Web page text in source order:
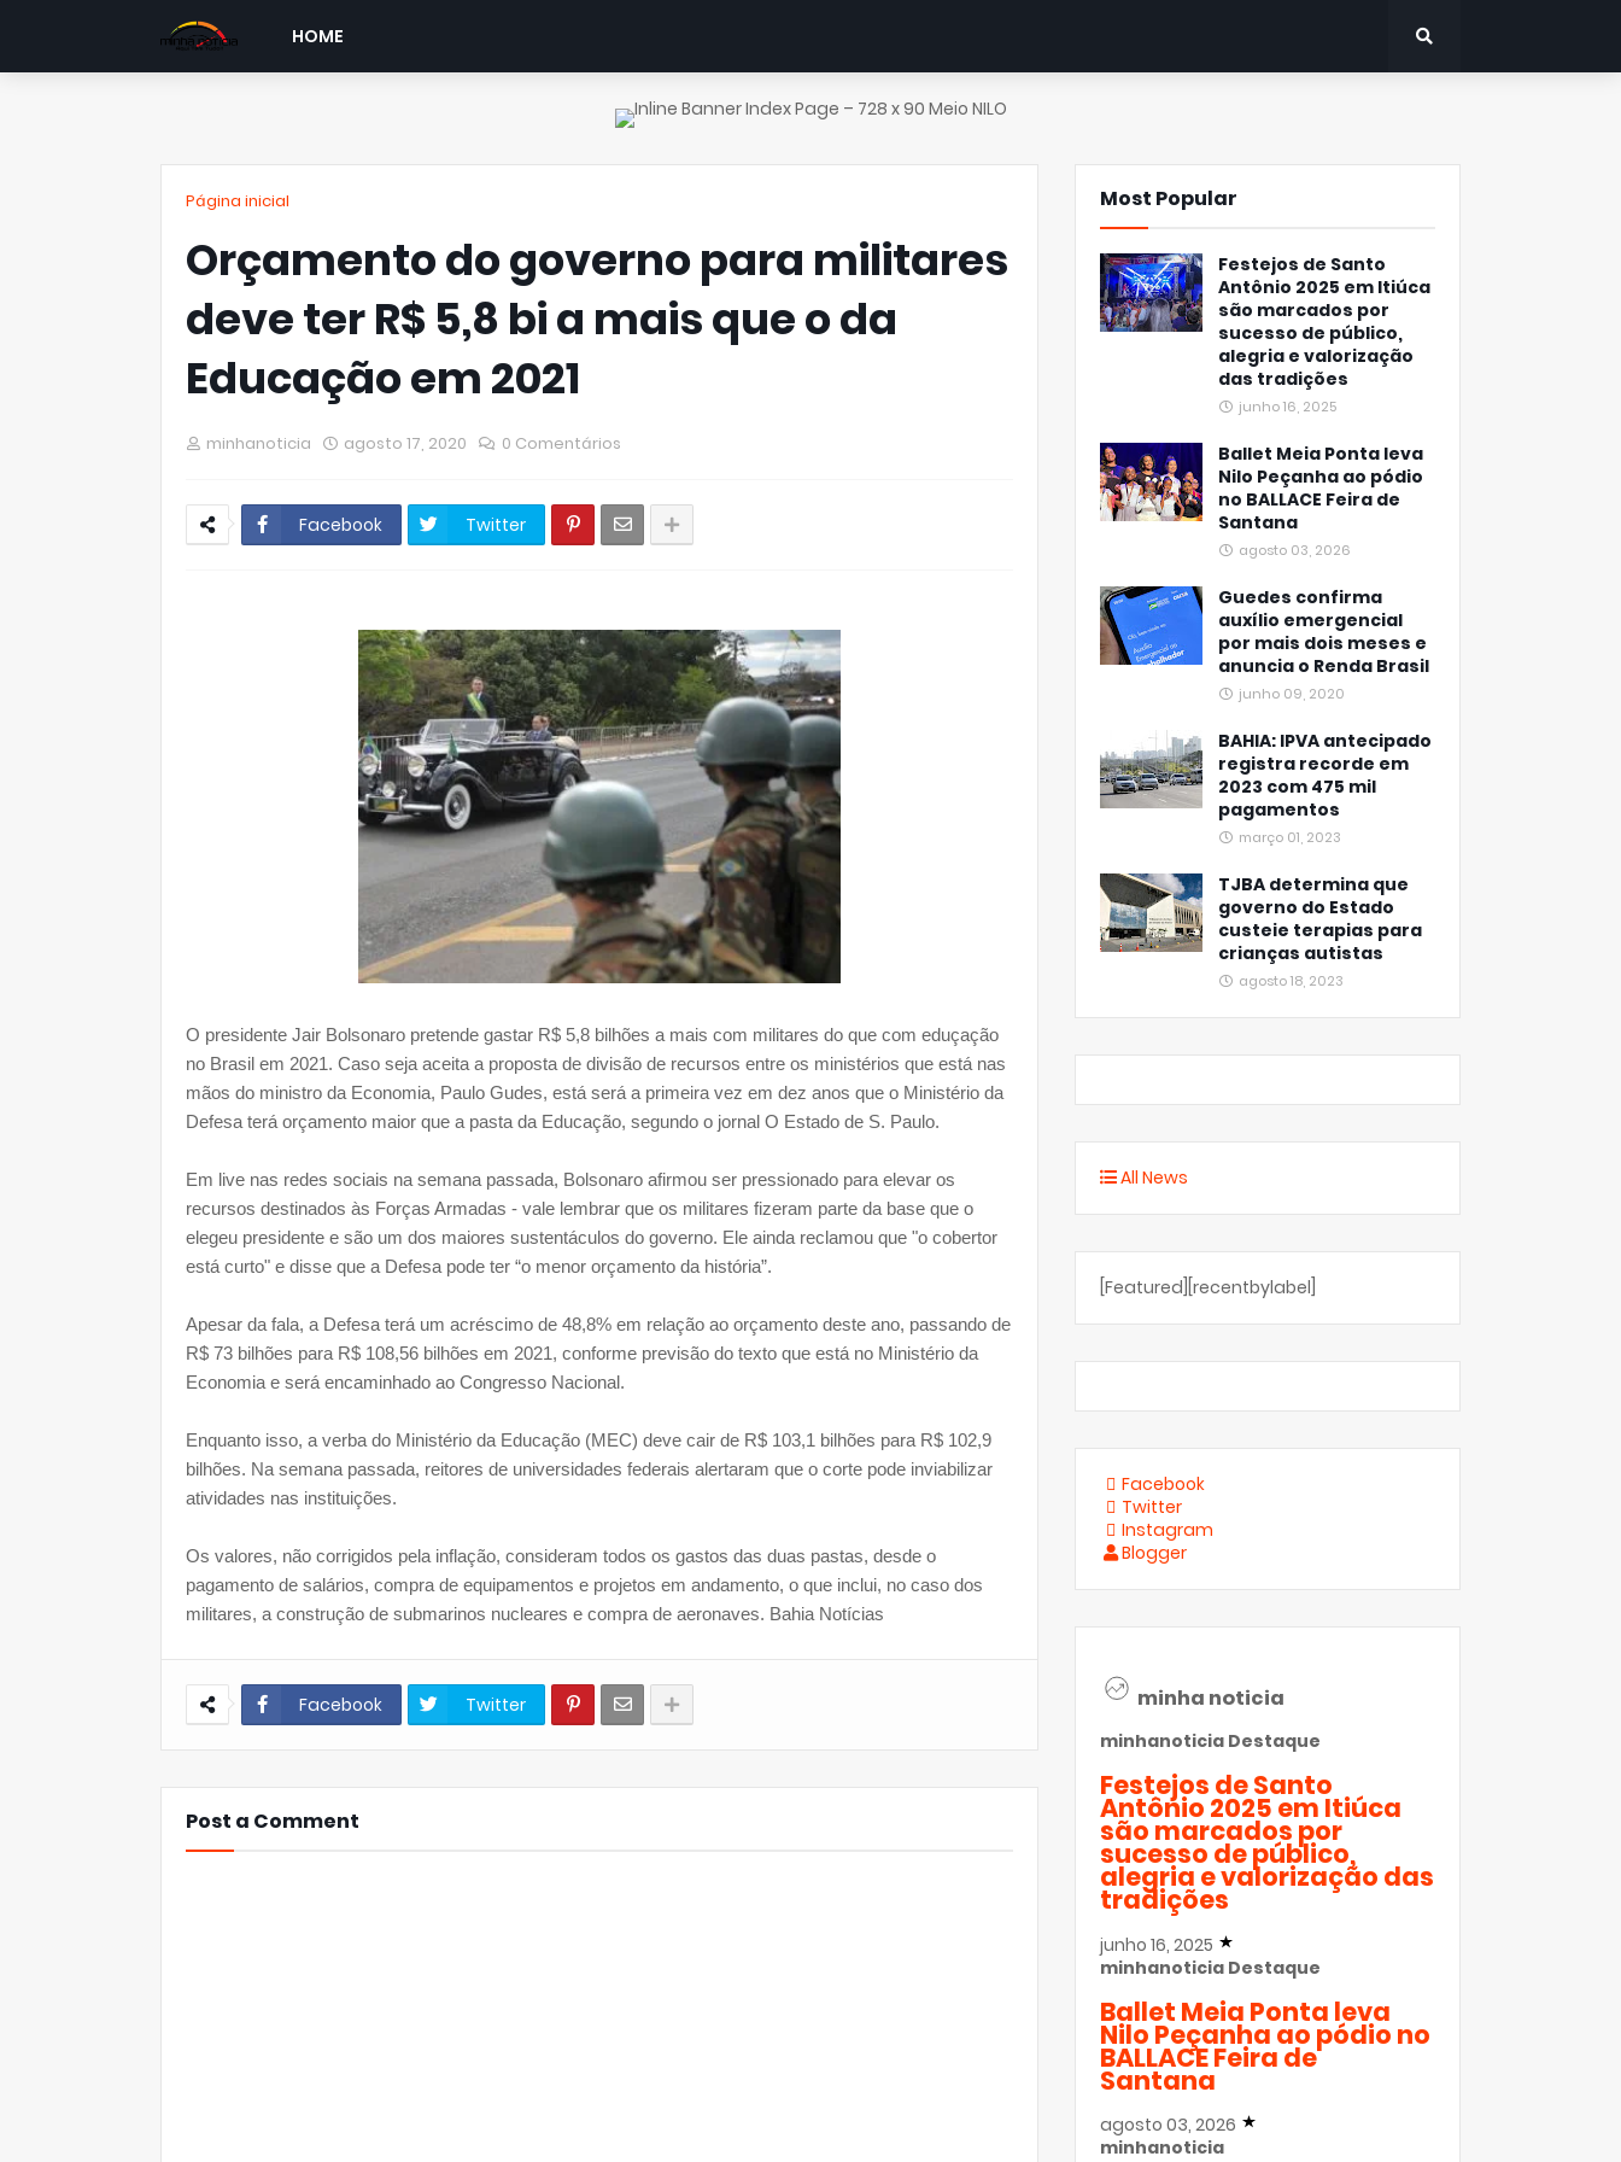
HOME
Página inicial
Orçamento do governo para militares
deve ter R$ 5,8 bi a mais que o da
Educação em 2021
minhanoticia agosto 17, 2020 0 Comentários
Facebook Twitter
O presidente Jair Bolsonaro pretende gastar R$ 5,8 bilhões a mais com militares do que com eduçação
no Brasil em 2021. Caso seja aceita a proposta de divisão de recursos entre os ministérios que está nas
mãos do ministro da Economia, Paulo Gudes, está será a primeira vez em dez anos que o Ministério da
Defesa terá orçamento maior que a pasta da Educação, segundo o jornal O Estado de S. Paulo.
Em live nas redes sociais na semana passada, Bolsonaro afirmou ser pressionado para elevar os
recursos destinados às Forças Armadas - vale lembrar que os militares fizeram parte da base que o
elegeu presidente e são um dos maiores sustentáculos do governo. Ele ainda reclamou que "o cobertor
está curto" e disse que a Defesa pode ter “o menor orçamento da história”.
Apesar da fala, a Defesa terá um acréscimo de 48,8% em relação ao orçamento deste ano, passando de
R$ 73 bilhões para R$ 108,56 bilhões em 2021, conforme previsão do texto que está no Ministério da
Economia e será encaminhado ao Congresso Nacional.
Enquanto isso, a verba do Ministério da Educação (MEC) deve cair de R$ 103,1 bilhões para R$ 102,9
bilhões. Na semana passada, reitores de universidades federais alertaram que o corte pode inviabilizar
atividades nas instituições.
Os valores, não corrigidos pela inflação, consideram todos os gastos das duas pastas, desde o
pagamento de salários, compra de equipamentos e projetos em andamento, o que inclui, no caso dos
militares, a construção de submarinos nucleares e compra de aeronaves. Bahia Notícias
Facebook Twitter
Post a Comment
Most Popular
Festejos de Santo
Antônio 2025 em Itiúca
são marcados por
sucesso de público,
alegria e valorização
das tradições
junho 16, 2025
Ballet Meia Ponta leva
Nilo Peçanha ao pódio
no BALLACE Feira de
Santana
agosto 03, 2026
Guedes confirma
auxílio emergencial
por mais dois meses e
anuncia o Renda Brasil
junho 09, 2020
BAHIA: IPVA antecipado
registra recorde em
2023 com 475 mil
pagamentos
março 01, 2023
TJBA determina que
governo do Estado
custeie terapias para
crianças autistas
agosto 18, 2023
All News
[Featured][recentbylabel]
Facebook
Twitter
Instagram
Blogger
minha noticia
minhanoticia Destaque
Festejos de Santo
Antônio 2025 em Itiúca
são marcados por
sucesso de público,
alegria e valorização das
tradições
junho 16, 2025
minhanoticia Destaque
Ballet Meia Ponta leva
Nilo Peçanha ao pódio no
BALLACE Feira de
Santana
agosto 03, 2026
minhanoticia